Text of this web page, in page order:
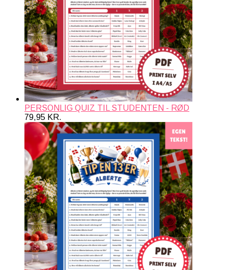
PERSONLIG QUIZ TIL STUDENTEN - RØD
79,95 KR.